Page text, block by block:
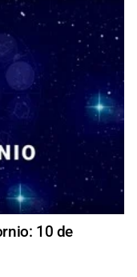
10 de